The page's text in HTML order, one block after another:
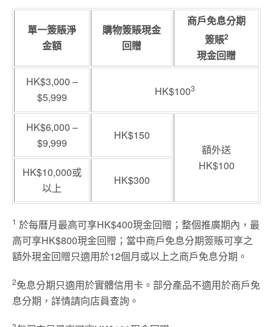
單一簽賬淨
金額
購物簽賬現金
回贈
商戶免息分期
簽賬2
現金回贈
HK$3,000 –
$5,999
HK$1003
HK$6,000 –
$9,999
HK$150
額外送
HK$100
HK$10,000或
以上
HK$300
1 於每曆月最高可享HK$400現金回贈；整個推廣期內，最
高可享HK$800現金回贈；當中商戶免息分期簽賬可享之
額外現金回贈只適用於12個月或以上之商戶免息分期。
2免息分期只適用於實體信用卡。部分產品不適用於商戶免
息分期，詳情請向店員查詢。